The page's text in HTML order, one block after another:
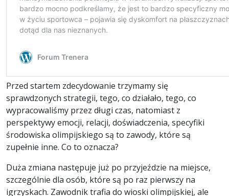
Przed startem zdecydowanie trzymamy się
sprawdzonych strategii, tego, co działało, tego, co
wypracowaliśmy przez długi czas, natomiast z
perspektywy emocji, relacji, doświadczenia, specyfiki
środowiska olimpijskiego są to zawody, które są
zupełnie inne. Co to oznacza?
Duża zmiana następuje już po przyjeździe na miejsce,
szczególnie dla osób, które są po raz pierwszy na
igrzyskach. Zawodnik trafia do wioski olimpijskiej, ale